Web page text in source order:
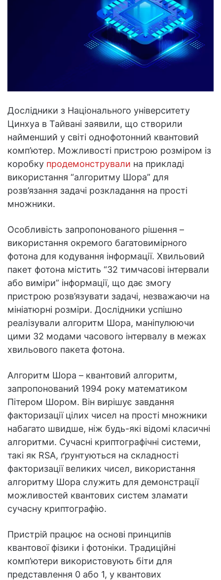
Дослідники з Національного університету
Цинхуа в Тайвані заявили, що створили
найменший у світі однофотонний квантовий
комп’ютер. Можливості пристрою розміром із
коробку продемонстрували на прикладі
використання “алгоритму Шора” для
розв’язання задачі розкладання на прості
множники.
Особливість запропонованого рішення –
використання окремого багатовимірного
фотона для кодування інформації. Хвильовий
пакет фотона містить “32 тимчасові інтервали
або виміри” інформації, що дає змогу
пристрою розв’язувати задачі, незважаючи на
мініатюрні розміри. Дослідники успішно
реалізували алгоритм Шора, маніпулюючи
цими 32 модами часового інтервалу в межах
хвильового пакета фотона.
Алгоритм Шора – квантовий алгоритм,
запропонований 1994 року математиком
Пітером Шором. Він вирішує завдання
факторизації цілих чисел на прості множники
набагато швидше, ніж будь-які відомі класичні
алгоритми. Сучасні криптографічні системи,
такі як RSA, ґрунтуються на складності
факторизації великих чисел, використання
алгоритму Шора служить для демонстрації
можливостей квантових систем зламати
сучасну криптографію.
Пристрій працює на основі принципів
квантової фізики і фотоніки. Традиційні
комп’ютери використовують біти для
представлення 0 або 1, у квантових